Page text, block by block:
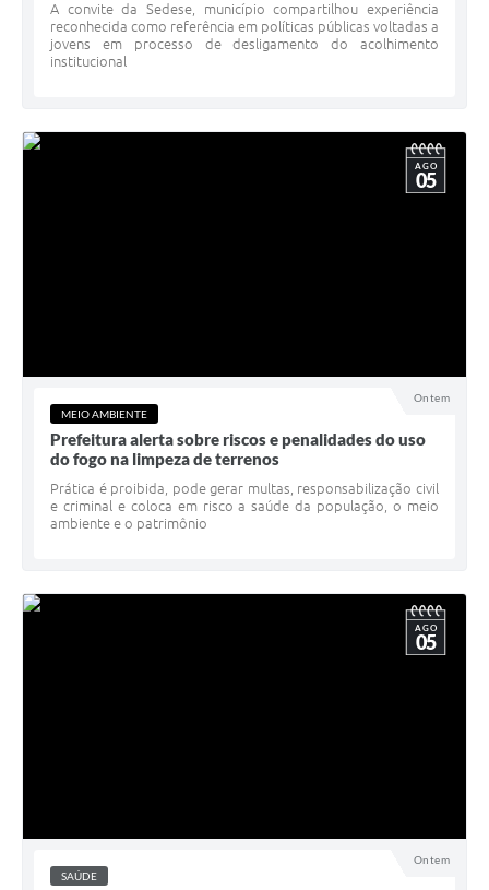
A convite da Sedese, município compartilhou experiência
reconhecida como referência em políticas públicas voltadas a
jovens em processo de desligamento do acolhimento
institucional
Ontem
AGO
05
MEIO AMBIENTE
Prefeitura alerta sobre riscos e penalidades do uso
do fogo na limpeza de terrenos
Prática é proibida, pode gerar multas, responsabilização civil
e criminal e coloca em risco a saúde da população, o meio
ambiente e o patrimônio
Ontem
AGO
05
SAÚDE